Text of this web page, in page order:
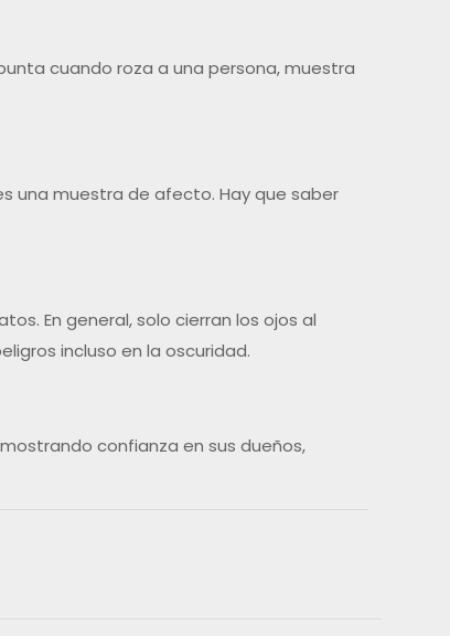
cuando roza a una persona, muestra
una muestra de afecto. Hay que saber
En general, solo cierran los ojos al
incluso en la oscuridad.
confianza en sus dueños,